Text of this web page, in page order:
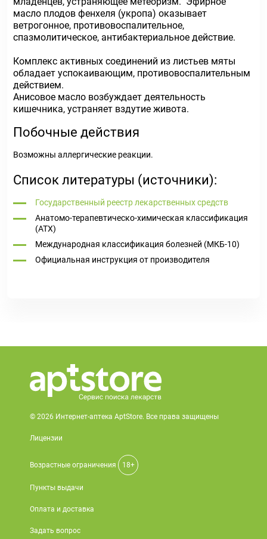
масло плодов фенхеля (укропа) оказывает
ветрогонное, противовоспалительное,
спазмолитическое, антибактериальное действие.
Комплекс активных соединений из листьев мяты
обладает успокаивающим, противовоспалительным
действием.
Анисовое масло возбуждает деятельность
кишечника, устраняет вздутие живота.
Побочные действия
Возможны аллергические реакции.
Список литературы (источники):
Государственный реестр лекарственных средств
Анатомо-терапевтическо-химическая классификация
(ATX)
Международная классификация болезней (МКБ-10)
Официальная инструкция от производителя
© 2026 Интернет-аптека AptStore. Все права защищены
Лицензии
Возрастные ограничения 18+
Пункты выдачи
Оплата и доставка
Задать вопрос